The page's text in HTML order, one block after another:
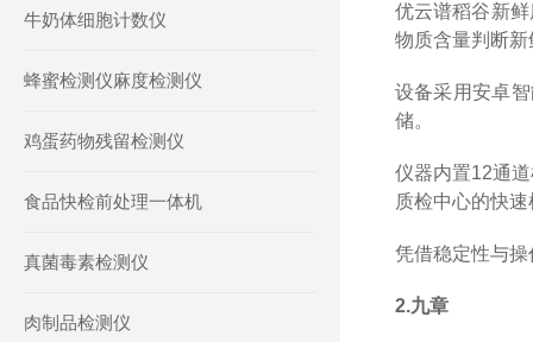
优云谱稻谷新
物质含量判断新
设备采用安卓
储。
仪器内置12通
质检中心的快
凭借稳定性与
2.九章
牛奶体细胞计数仪
蜂蜜检测仪麻度检测仪
鸡蛋药物残留检测仪
食品快检前处理一体机
真菌毒素检测仪
肉制品检测仪